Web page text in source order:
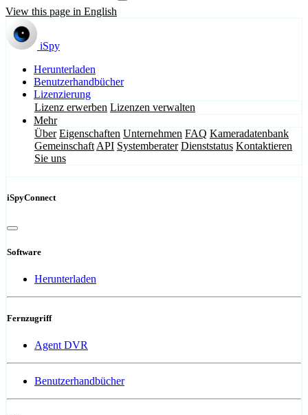
View this page in English
iSpy
Herunterladen
Benutzerhandbücher
Lizenzierung
Lizenz erwerben Lizenzen verwalten
Mehr
Über Eigenschaften Unternehmen FAQ Kameradatenbank
Gemeinschaft API Systemberater Dienststatus Kontaktieren
Sie uns
iSpyConnect
Software
Herunterladen
Fernzugriff
Agent DVR
Benutzerhandbücher